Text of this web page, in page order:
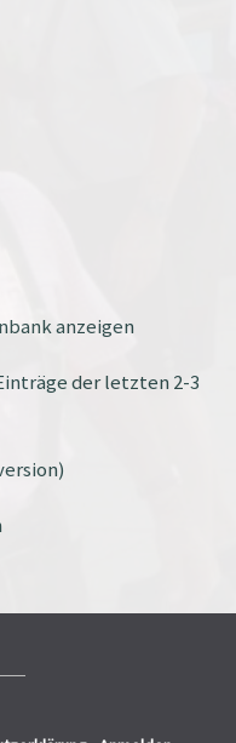
anzeigen
der letzten 2-3